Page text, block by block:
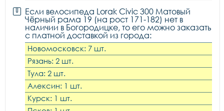
Если велосипеда Lorak Civic 300 Матовый
Чёрный рама 19 (на рост 171-182) нет в
наличии в Богородицке, то его можно заказать
с платной доставкой из города:
Новомосковск: 7 шт.
Рязань: 2 шт.
Тула: 2 шт.
Алексин: 1 шт.
Курск: 1 шт.